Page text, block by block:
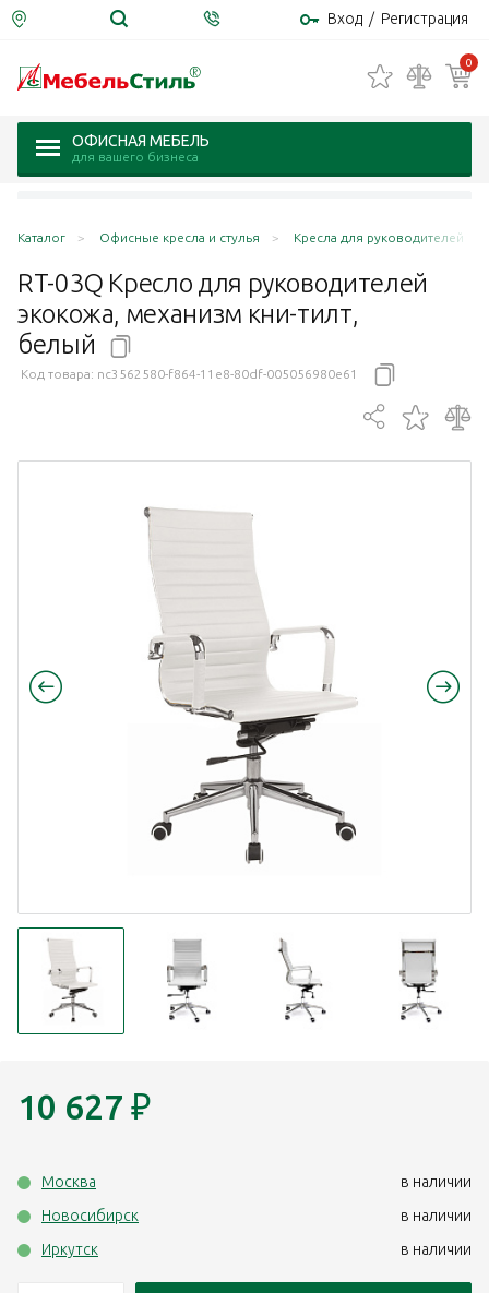
Вход / Регистрация
0
ОФИСНАЯ МЕБЕЛЬ
для вашего бизнеса
Каталог Офисные кресла и стулья Кресла для руководителей
RT-03Q Кресло для руководителей
экокожа, механизм кни-тилт,
белый
Код товара: nc3562580-f864-11e8-80df-005056980e61
10 627 ₽
Москва
в наличии
Новосибирск
в наличии
Иркутск
в наличии